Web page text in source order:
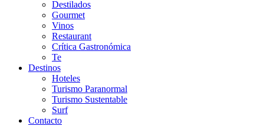
Destilados
Gourmet
Vinos
Restaurant
Crítica Gastronómica
Te
Destinos
Hoteles
Turismo Paranormal
Turismo Sustentable
Surf
Contacto